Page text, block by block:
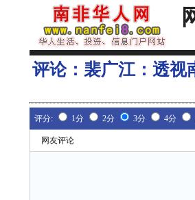
评论： 裴广江：透视
评分: 1分 2分 3分 4分
网友评论